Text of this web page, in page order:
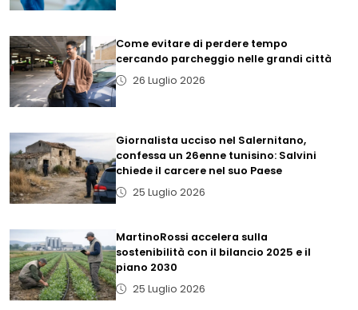
Come evitare di perdere tempo
cercando parcheggio nelle grandi città
26 Luglio 2026
Giornalista ucciso nel Salernitano,
confessa un 26enne tunisino: Salvini
chiede il carcere nel suo Paese
25 Luglio 2026
MartinoRossi accelera sulla
sostenibilità con il bilancio 2025 e il
piano 2030
25 Luglio 2026